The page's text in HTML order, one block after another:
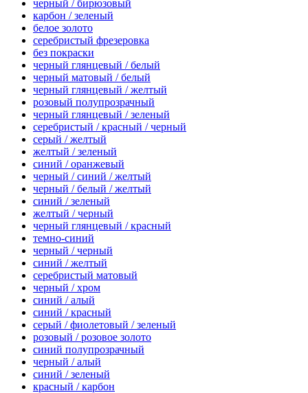
черный / бирюзовый
карбон / зеленый
белое золото
серебристый фрезеровка
без покраски
черный глянцевый / белый
черный матовый / белый
черный глянцевый / желтый
розовый полупрозрачный
черный глянцевый / зеленый
серебристый / красный / черный
серый / желтый
желтый / зеленый
синий / оранжевый
черный / синий / желтый
черный / белый / желтый
синий / зеленый
желтый / черный
черный глянцевый / красный
темно-синий
черный / черный
синий / желтый
серебристый матовый
черный / хром
синий / алый
синий / красный
серый / фиолетовый / зеленый
розовый / розовое золото
синий полупрозрачный
черный / алый
синий / зеленый
красный / карбон